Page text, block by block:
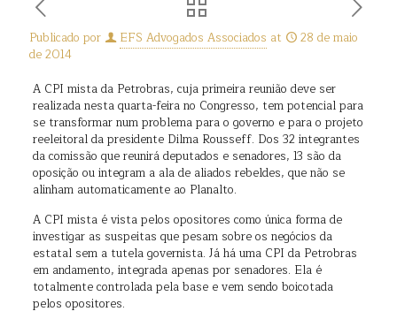
Publicado por EFS Advogados Associados at
28 de maio
de 2014
A CPI mista da Petrobras, cuja primeira reunião deve ser
realizada nesta quarta-feira no Congresso, tem potencial para
se transformar num problema para o governo e para o projeto
reeleitoral da presidente Dilma Rousseff. Dos 32 integrantes
da comissão que reunirá deputados e senadores, 13 são da
oposição ou integram a ala de aliados rebeldes, que não se
alinham automaticamente ao Planalto.
A CPI mista é vista pelos opositores como única forma de
investigar as suspeitas que pesam sobre os negócios da
estatal sem a tutela governista. Já há uma CPI da Petrobras
em andamento, integrada apenas por senadores. Ela é
totalmente controlada pela base e vem sendo boicotada
pelos opositores.